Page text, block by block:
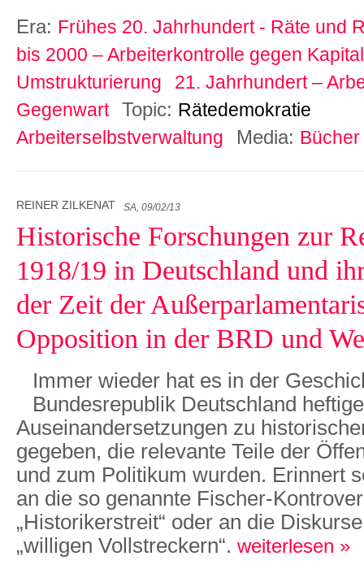
Era: Frühes 20. Jahrhundert - Räte und
bis 2000 – Arbeiterkontrolle gegen
Umstrukturierung
21. Jahrhundert –
Gegenwart
Topic: Rätedemokratie
Arbeiterselbstverwaltung
Media: Bücher
REINER ZILKENAT SA, 09/02/13
Historische Forschungen zur
1918/19 in Deutschland und
der Zeit der
Opposition in der BRD und
Immer wieder hat es in der
Bundesrepublik Deutschland heftige
Auseinandersetzungen zu
gegeben, die relevante Teile der
und zum Politikum wurden. Erinnert
an die so genannte Fischer-
„Historikerstreit“ oder an die
„willigen Vollstreckern“. weiterlesen »